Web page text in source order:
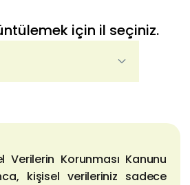
için il seçiniz.
Verilerin Korunması Kanunu
kişisel verileriniz sadece